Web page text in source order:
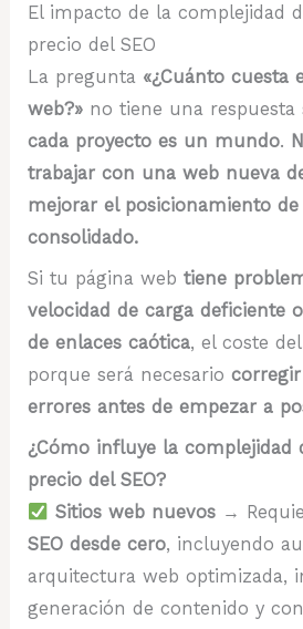
El impacto de la complejidad
precio del SEO
La pregunta «¿Cuánto cuesta
web?» no tiene una respuesta
cada proyecto es un mundo.
trabajar con una web nueva
mejorar el posicionamiento
consolidado.
Si tu página webtiene
velocidad de carga deficiente
de enlaces caótica, el coste
porque será necesario
errores antes de empezar a
¿Cómo influye la complejidad
precio del SEO?
Sitios web nuevos→
SEO desde cero, incluyendo
arquitectura web optimizada,
generación de contenido y